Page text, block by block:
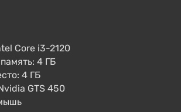
[Global] [Standard]
SUMMER
Core i3-2120
4 ГБ
4 ГБ
GTS 450